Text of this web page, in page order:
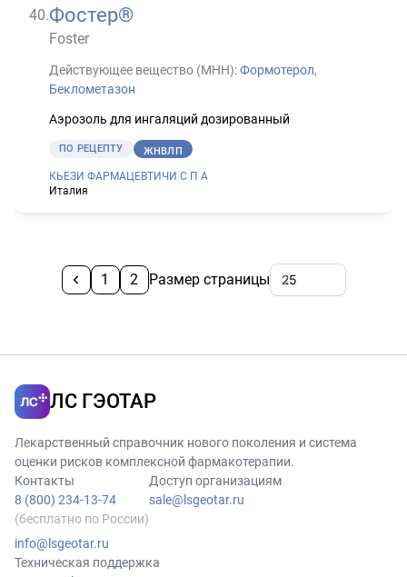
40.Фостер®
Foster
Действующее вещество (МНН):Формотерол,
Беклометазон
Аэрозоль для ингаляций дозированный
ПО РЕЦЕПТУ ЖНВЛП
КЬЕЗИ ФАРМАЦЕВТИЧИ С П А
Италия
1 2 Размер страницы
ЛС ГЭОТАР
Лекарственный справочник нового поколения и система
оценки рисков комплексной фармакотерапии.
Контакты
8 (800) 234-13-74
(бесплатно по России)
info@lsgeotar.ru
Доступ организациям
sale@lsgeotar.ru
Техническая поддержка